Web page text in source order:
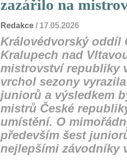
zazářilo na
Redakce / 17.05.2026
Královédvorský oddíl
Kralupech nad
mistrovství republiky
vrchol sezony
juniorů a výsledkem
mistrů České
umístění. O
především šest
nejlepšími závodníky